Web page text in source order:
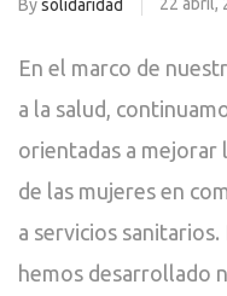
Bysolidaridad
En el marco de
a la salud,
orientadas a mejorar
de las mujeres en
a servicios
hemos desarrollado